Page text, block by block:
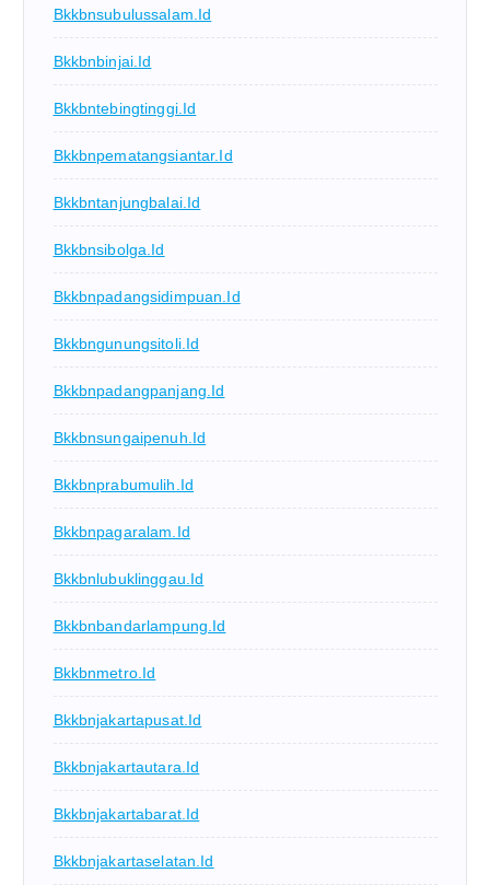
Bkkbnsubulussalam.id
Bkkbnbinjai.id
Bkkbntebingtinggi.id
Bkkbnpematangsiantar.id
Bkkbntanjungbalai.id
Bkkbnsibolga.id
Bkkbnpadangsidimpuan.id
Bkkbngunungsitoli.id
Bkkbnpadangpanjang.id
Bkkbnsungaipenuh.id
Bkkbnprabumulih.id
Bkkbnpagaralam.id
Bkkbnlubuklinggau.id
Bkkbnbandarlampung.id
Bkkbnmetro.id
Bkkbnjakartapusat.id
Bkkbnjakartautara.id
Bkkbnjakartabarat.id
Bkkbnjakartaselatan.id